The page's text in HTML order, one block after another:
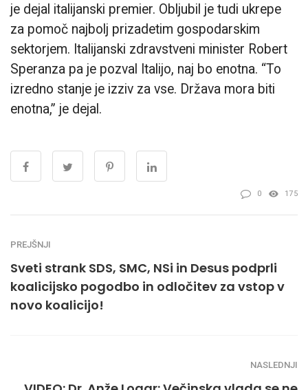
je dejal italijanski premier. Obljubil je tudi ukrepe
za pomoč najbolj prizadetim gospodarskim
sektorjem. Italijanski zdravstveni minister Robert
Speranza pa je pozval Italijo, naj bo enotna. “To
izredno stanje je izziv za vse. Država mora biti
enotna,” je dejal.
0 175
PREJŠNJI
Sveti strank SDS, SMC, NSi in Desus podprli
koalicijsko pogodbo in odločitev za vstop v
novo koalicijo!
NASLEDNJI